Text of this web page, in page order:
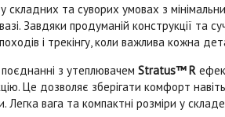
та суворих умовах з
Завдяки продуманій конструкції та
і трекінгу, коли важлива кожна
з утеплювачем Stratus™ R
Це дозволяє зберігати комфорт
Легка вага та компактні розміри у